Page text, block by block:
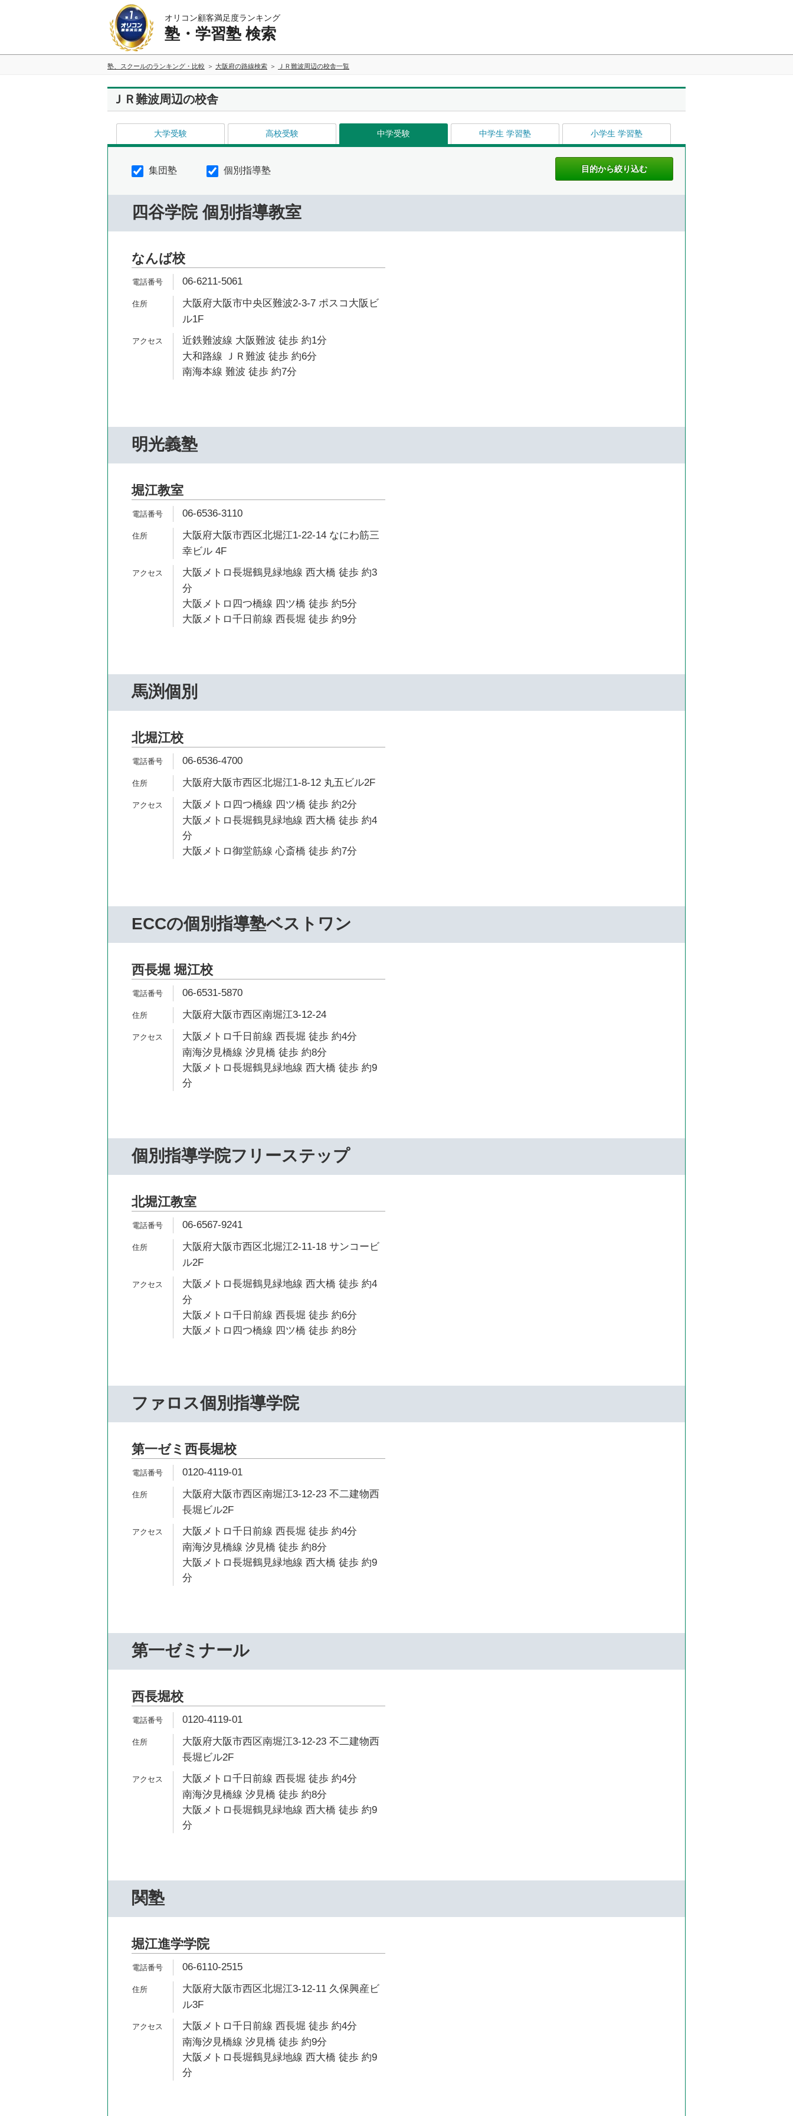
オリコン顧客満足度ランキング
塾・学習塾 検索
塾、スクールのランキング・比較 大阪府の路線検索 ＪＲ難波周辺の校舎一覧
ＪＲ難波周辺の校舎
大学受験 高校受験 中学受験 中学生 学習塾 小学生 学習塾
集団塾 個別指導塾
四谷学院 個別指導教室
なんば校
06-6211-5061
大阪府大阪市中央区難波2-3-7 ポスコ大阪ビ
ル1F
近鉄難波線 大阪難波 徒歩 約1分
大和路線 ＪＲ難波 徒歩 約6分
南海本線 難波 徒歩 約7分
明光義塾
堀江教室
06-6536-3110
大阪府大阪市西区北堀江1-22-14 なにわ筋三
幸ビル 4F
大阪メトロ長堀鶴見緑地線 西大橋 徒歩 約3
分
大阪メトロ四つ橋線 四ツ橋 徒歩 約5分
大阪メトロ千日前線 西長堀 徒歩 約9分
馬渕個別
北堀江校
06-6536-4700
大阪府大阪市西区北堀江1-8-12 丸五ビル2F
大阪メトロ四つ橋線 四ツ橋 徒歩 約2分
大阪メトロ長堀鶴見緑地線 西大橋 徒歩 約4
分
大阪メトロ御堂筋線 心斎橋 徒歩 約7分
ECCの個別指導塾ベストワン
西長堀 堀江校
06-6531-5870
大阪府大阪市西区南堀江3-12-24
大阪メトロ千日前線 西長堀 徒歩 約4分
南海汐見橋線 汐見橋 徒歩 約8分
大阪メトロ長堀鶴見緑地線 西大橋 徒歩 約9
分
個別指導学院フリーステップ
北堀江教室
06-6567-9241
大阪府大阪市西区北堀江2-11-18 サンコービ
ル2F
大阪メトロ長堀鶴見緑地線 西大橋 徒歩 約4
分
大阪メトロ千日前線 西長堀 徒歩 約6分
大阪メトロ四つ橋線 四ツ橋 徒歩 約8分
ファロス個別指導学院
第一ゼミ西長堀校
0120-4119-01
大阪府大阪市西区南堀江3-12-23 不二建物西
長堀ビル2F
大阪メトロ千日前線 西長堀 徒歩 約4分
南海汐見橋線 汐見橋 徒歩 約8分
大阪メトロ長堀鶴見緑地線 西大橋 徒歩 約9
分
第一ゼミナール
西長堀校
0120-4119-01
大阪府大阪市西区南堀江3-12-23 不二建物西
長堀ビル2F
大阪メトロ千日前線 西長堀 徒歩 約4分
南海汐見橋線 汐見橋 徒歩 約8分
大阪メトロ長堀鶴見緑地線 西大橋 徒歩 約9
分
関塾
堀江進学学院
06-6110-2515
大阪府大阪市西区北堀江3-12-11 久保興産ビ
ル3F
大阪メトロ千日前線 西長堀 徒歩 約4分
南海汐見橋線 汐見橋 徒歩 約9分
大阪メトロ長堀鶴見緑地線 西大橋 徒歩 約9
分